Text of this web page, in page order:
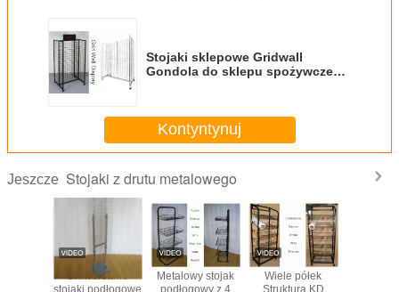
Stojaki sklepowe Gridwall
Gondola do sklepu spożywczego
Kontyntynuj
Jeszcze Stojaki z drutu metalowego
Uniwersalne
stojaki podłogowe
Metalowy stojak
podłogowy z 4
Wiele półek
Struktura KD